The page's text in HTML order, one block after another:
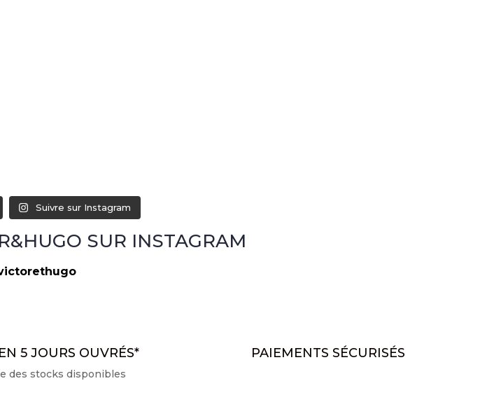
Suivre sur Instagram
SUR INSTAGRAM
5 JOURS OUVRÉS*
des stocks disponibles
PAIEMENTS SÉCURISÉS